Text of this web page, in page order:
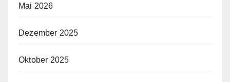
Mai 2026
Dezember 2025
Oktober 2025